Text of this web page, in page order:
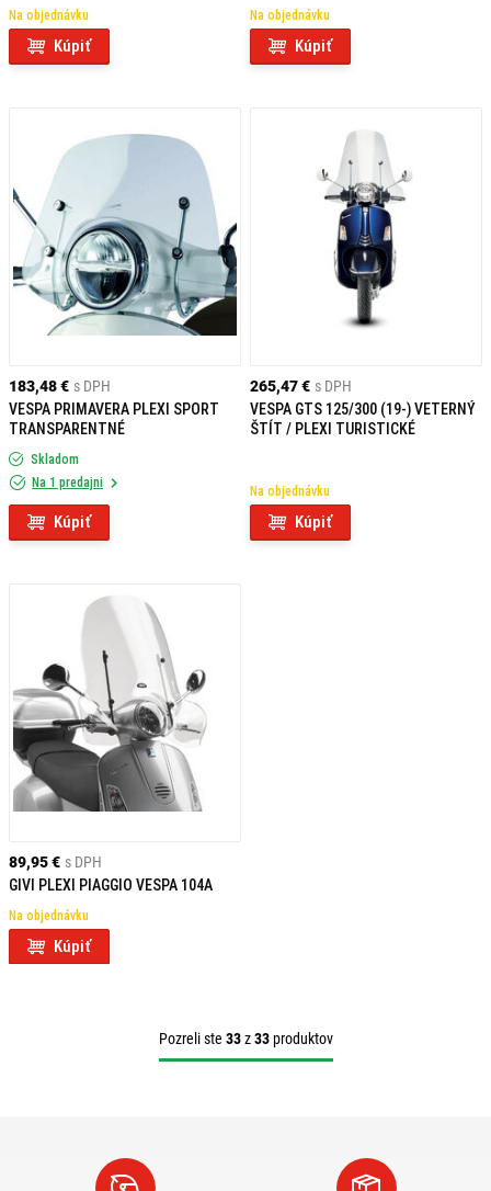
Na objednávku
Kúpiť
Na objednávku
Kúpiť
183,48 € s DPH
VESPA PRIMAVERA PLEXI SPORT
TRANSPARENTNÉ
Skladom
Na 1 predajni
Kúpiť
265,47 € s DPH
VESPA GTS 125/300 (19-) VETERNÝ
ŠTÍT / PLEXI TURISTICKÉ
Na objednávku
Kúpiť
89,95 € s DPH
GIVI PLEXI PIAGGIO VESPA 104A
Na objednávku
Kúpiť
Pozreli ste 33z33produktov